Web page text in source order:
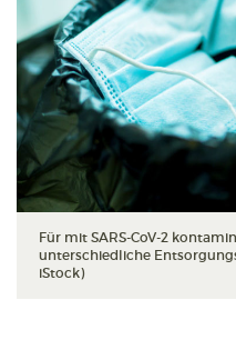
Für mit SARS-CoV-2
unterschiedliche
iStock)